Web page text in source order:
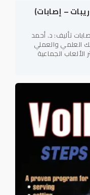
– إصابات)
تأليف: د. أحمد
العلمي والعملي
الألعاب الجماعية